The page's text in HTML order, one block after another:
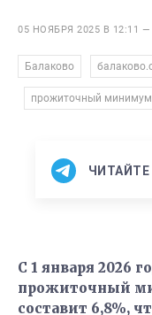
05 НОЯБРЯ 2025 В 12:11
Балаково
прожиточный минимум
ЧИТАЙТЕ
С 1 января 2026
прожиточный
составит 6,8%,